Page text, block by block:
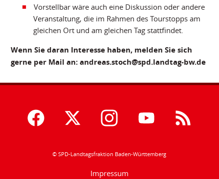
Vorstellbar wäre auch eine Diskussion oder andere
Veranstaltung, die im Rahmen des Tourstopps am
gleichen Ort und am gleichen Tag stattfindet.
Wenn Sie daran Interesse haben, melden Sie sich
gerne per Mail an: andreas.stoch@spd.landtag-bw.de
© SPD-Landtagsfraktion Baden-Württemberg
Impressum